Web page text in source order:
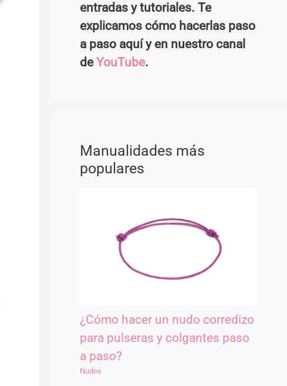
entradas y tutoriales. Te
explicamos cómo hacerlas paso
a paso aquí y en nuestro canal
deYouTube.
Manualidades más
populares
¿Cómo hacer un nudo corredizo
para pulseras y colgantes paso
a paso?
Nudos